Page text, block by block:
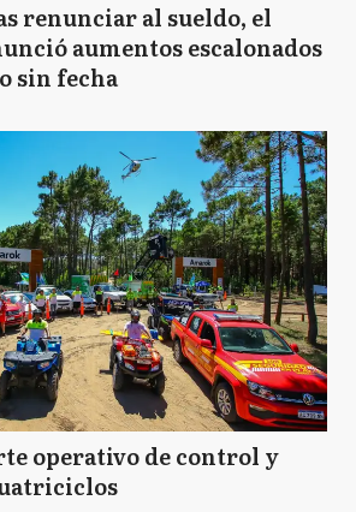
renunciar al sueldo, el
aumentos escalonados
sin fecha
operativo de control y